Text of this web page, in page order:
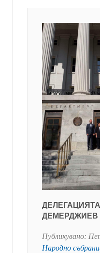
ДЕМЕРДЖИЕВ
Публикувано:
Народно